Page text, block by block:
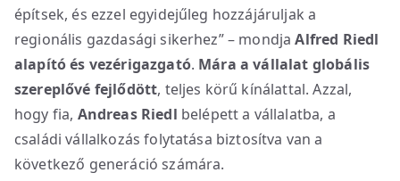
építsek, és ezzel egyidejűleg hozzájáruljak a
regionális gazdasági sikerhez” – mondjaAlfred Riedl
alapító és vezérigazgató. Mára a vállalat globális
szereplővé fejlődött, teljes körű kínálattal. Azzal,
hogy fia, Andreas Riedl belépett a vállalatba, a
családi vállalkozás folytatása biztosítva van a
következő generáció számára.